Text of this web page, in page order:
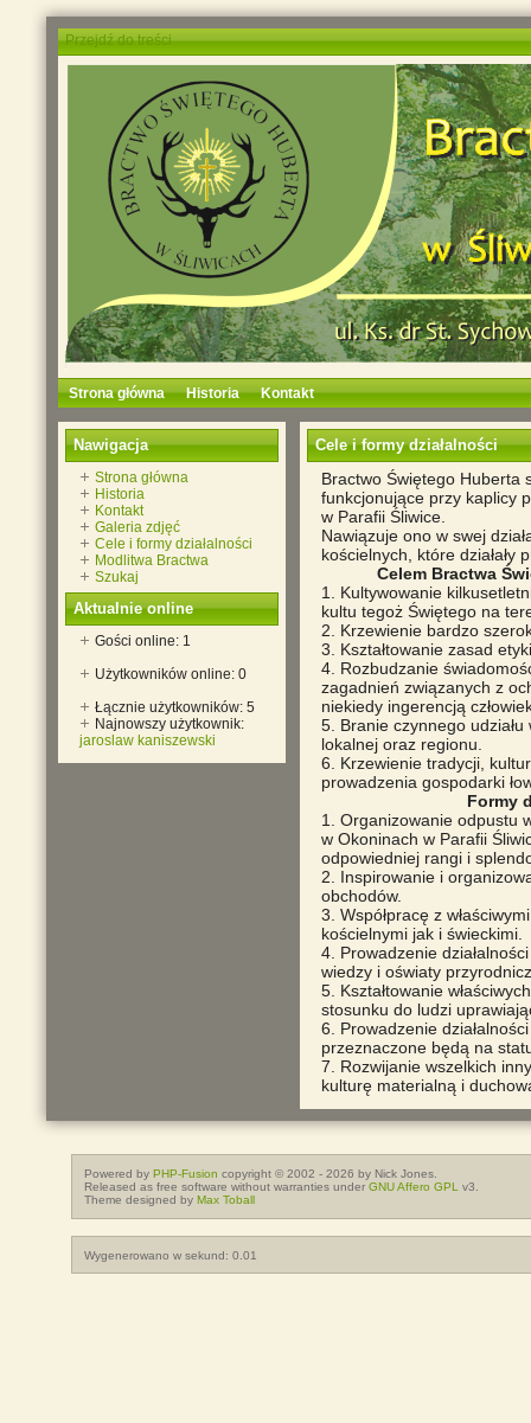
Przejdź do treści
Strona główna Historia Kontakt
Nawigacja
Strona główna
Historia
Kontakt
Galeria zdjęć
Cele i formy działalności
Modlitwa Bractwa
Szukaj
Aktualnie online
Gości online: 1
Użytkowników online: 0
Łącznie użytkowników: 5
Najnowszy użytkownik:
jaroslaw kaniszewski
Cele i formy działalności
Bractwo Świętego Huberta
funkcjonujące przy kaplicy
w Parafii Śliwice.
Nawiązuje ono w swej
kościelnych, które działały
Celem Bractwa
1. Kultywowanie
kultu tegoż Świętego na
2. Krzewienie bardzo
3. Kształtowanie zasad
4. Rozbudzanie
zagadnień związanych z
niekiedy ingerencją
5. Branie czynnego
lokalnej oraz regionu.
6. Krzewienie tradycji,
prowadzenia gospodarki
Formy
1. Organizowanie odpustu
w Okoninach w Parafii
odpowiedniej rangi i
2. Inspirowanie i
obchodów.
3. Współpracę z
kościelnymi jak i świeckimi.
4. Prowadzenie
wiedzy i oświaty
5. Kształtowanie
stosunku do ludzi
6. Prowadzenie
przeznaczone będą na
7. Rozwijanie wszelkich
kulturę materialną i
Powered byPHP-Fusion copyright © 2002 - 2026 by Nick Jones.
Released as free software without warranties underGNU Affero GPL
v3.
Theme designed byMax Toball
Wygenerowano w sekund: 0.01